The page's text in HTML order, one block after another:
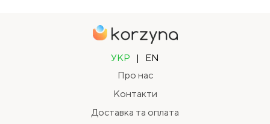
УКР |
EN
Про нас
Контакти
Доставка та оплата